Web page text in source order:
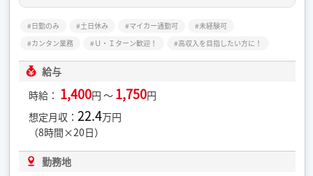
日勤のみ 土日休み マイカー通勤可
未経験可
カンタン業務
Ｕ・Ｉターン歓迎！ 高収入を目指したい方に！
給与
時給： 1,400円 ～ 1,750円
想定月収：22.4万円
（8時間×20日）
勤務地